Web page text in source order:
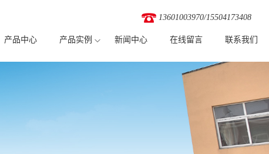
wwwroot/source/model/api.class.php on line 217
13601003970/15504173408
产品中心 产品实例 新闻中心 在线留言 联系我们